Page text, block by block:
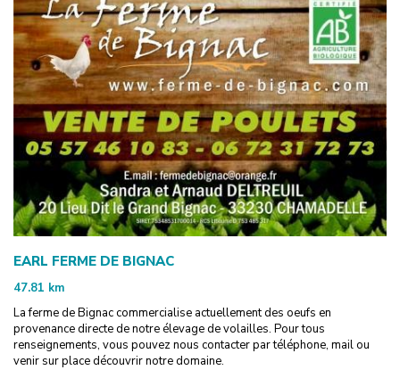
EARL FERME DE BIGNAC
47.81 km
La ferme de Bignac commercialise actuellement des oeufs en
provenance directe de notre élevage de volailles. Pour tous
renseignements, vous pouvez nous contacter par téléphone, mail ou
venir sur place découvrir notre domaine.